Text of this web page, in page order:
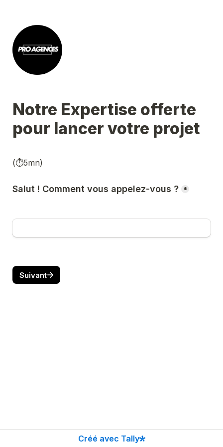
Notre Expertise offerte
pour lancer votre projet
(⏱️5mn)
Salut ! Comment vous appelez-vous ? *
Suivant
Créé avec Tally